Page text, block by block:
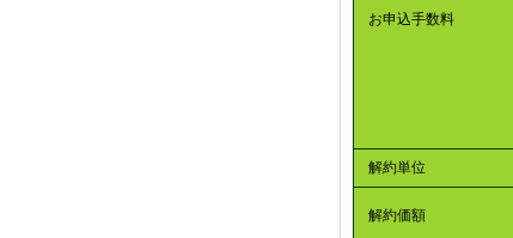
お申込手数料
解約単位
解約価額